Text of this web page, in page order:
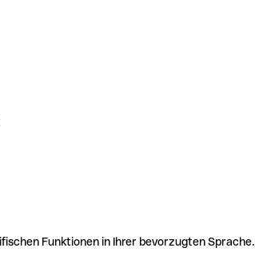
Funktionen in Ihrer bevorzugten Sprache.